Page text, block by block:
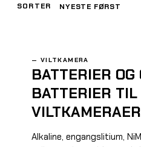
SORTER
— VILTKAMERA
BATTERIER
BATTERIER TIL
VILTKAMERAER
Alkaline, engangslitium,